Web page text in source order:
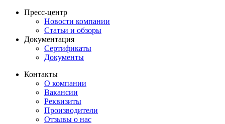
Пресс-центр
Новости компании
Статьи и обзоры
Документация
Сертификаты
Документы
Контакты
О компании
Вакансии
Реквизиты
Производители
Отзывы о нас